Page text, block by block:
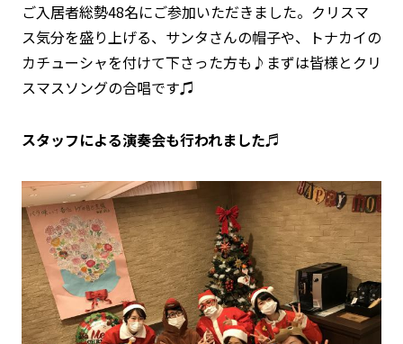
ご入居者総勢48名にご参加いただきました。クリスマ
ス気分を盛り上げる、サンタさんの帽子や、トナカイの
カチューシャを付けて下さった方も♪まずは皆様とクリ
スマスソングの合唱です♫
スタッフによる演奏会も行われました♬